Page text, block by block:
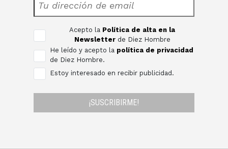
Acepto la Política de alta en la
Newsletter de Diez Hombre
He leído y acepto la política de privacidad
de Diez Hombre.
Estoy interesado en recibir publicidad.
¡SUSCRIBIRME!